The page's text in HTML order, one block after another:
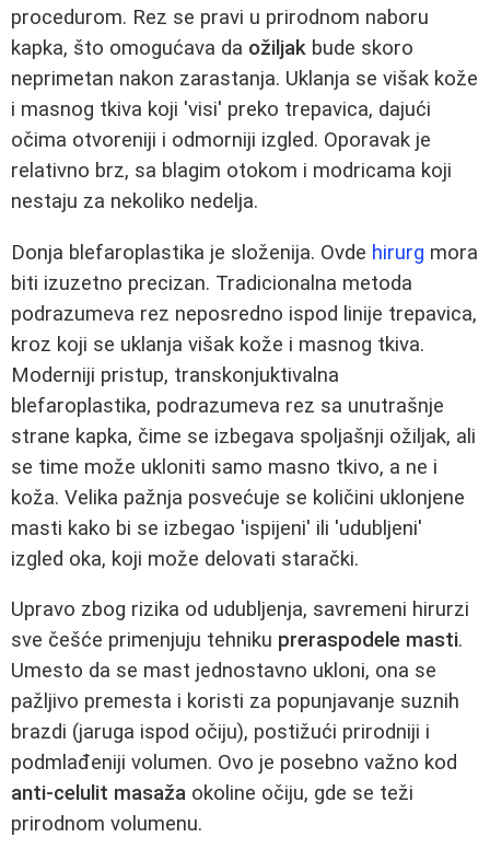
procedurom. Rez se pravi u prirodnom naboru
kapka, što omogućava da ožiljak bude skoro
neprimetan nakon zarastanja. Uklanja se višak kože
i masnog tkiva koji 'visi' preko trepavica, dajući
očima otvoreniji i odmorniji izgled. Oporavak je
relativno brz, sa blagim otokom i modricama koji
nestaju za nekoliko nedelja.
Donja blefaroplastika je složenija. Ovde hirurg mora
biti izuzetno precizan. Tradicionalna metoda
podrazumeva rez neposredno ispod linije trepavica,
kroz koji se uklanja višak kože i masnog tkiva.
Moderniji pristup, transkonjuktivalna
blefaroplastika, podrazumeva rez sa unutrašnje
strane kapka, čime se izbegava spoljašnji ožiljak, ali
se time može ukloniti samo masno tkivo, a ne i
koža. Velika pažnja posvećuje se količini uklonjene
masti kako bi se izbegao 'ispijeni' ili 'udubljeni'
izgled oka, koji može delovati starački.
Upravo zbog rizika od udubljenja, savremeni hirurzi
sve češće primenjuju tehniku preraspodele masti.
Umesto da se mast jednostavno ukloni, ona se
pažljivo premesta i koristi za popunjavanje suznih
brazdi (jaruga ispod očiju), postižući prirodniji i
podmlađeniji volumen. Ovo je posebno važno kod
anti-celulit masaža okoline očiju, gde se teži
prirodnom volumenu.